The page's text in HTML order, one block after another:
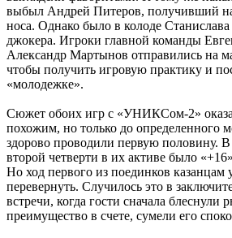
выбыл Андрей Питеров, получивший
носа. Однако было в колоде
джокера. Игроки главной команды
Александр Мартынов отправились на
чтобы получить игровую практику и
«молодежке».
Сюжет обоих игр с «УНИКСом-2»
похожим, но только до определенного
здорово проводили первую половину.
второй четверти в их активе было
Но ход первого из поединков казанцам
перевернуть. Случилось это в
встречи, когда гости сначала блеснули
преимущество в счете, сумели его